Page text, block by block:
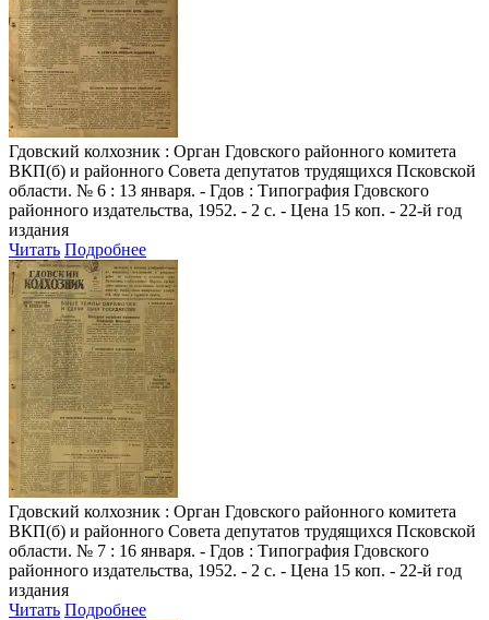
Гдовский колхозник : Орган Гдовского районного комитета
ВКП(б) и районного Совета депутатов трудящихся Псковской
области. № 6 : 13 января. - Гдов : Типография Гдовского
районного издательства, 1952. - 2 с. - Цена 15 коп. - 22-й год
издания
Читать Подробнее
Гдовский колхозник : Орган Гдовского районного комитета
ВКП(б) и районного Совета депутатов трудящихся Псковской
области. № 7 : 16 января. - Гдов : Типография Гдовского
районного издательства, 1952. - 2 с. - Цена 15 коп. - 22-й год
издания
Читать Подробнее